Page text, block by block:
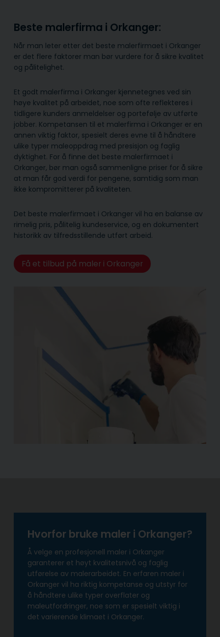
Beste malerfirma i Orkanger:
Når man leter etter det beste malerfirmaet i Orkanger
er det flere faktorer man bør vurdere for å sikre kvalitet
og pålitelighet.
Et godt malerfirma i Orkanger kjennetegnes ved sin
høye kvalitet på arbeidet, noe som ofte reflekteres i
tidligere kunders anmeldelser og portefølje av utførte
jobber. Kompetansen til et malerfirma i Orkanger er en
annen viktig faktor, spesielt deres evne til å håndtere
ulike typer maleoppdrag med presisjon og faglig
dyktighet. For å finne det beste malerfirmaet i
Orkanger, bør man også sammenligne priser for å sikre
at man får god verdi for pengene, samtidig som man
ikke kompromitterer på kvaliteten.
Det beste malerfirmaet i Orkanger vil ha en balanse av
rimelig pris, pålitelig kunde­service, og en dokumentert
historikk av tilfredsstillende utført arbeid.
Få et tilbud på maler i Orkanger
Hvorfor bruke maler i Orkanger?
Å velge en profesjonell maler i Orkanger
garanterer et høyt kvalitetsnivå og faglig
utførelse av malerarbeidet. En erfaren maler i
Orkanger vil ha riktig kompetanse og utstyr for
å håndtere ulike typer overflater og
maleutfordringer, noe som er spesielt viktig i
det varierende klimaet i Orkanger.